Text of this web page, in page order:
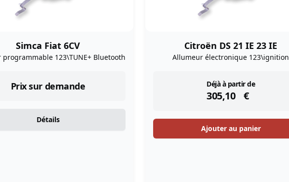
Simca Fiat 6CV
123\TUNE+ Bluetooth
Prix sur demande
Détails
Citroën DS 21 IE 23 IE
Allumeur électronique 123\ignition
Déjà à partir de
305,10 €
instock
Ajouter au panier